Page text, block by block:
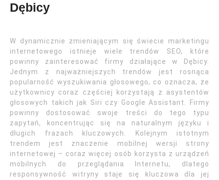
Dębicy
W dynamicznie zmieniającym się świecie marketingu
internetowego istnieje wiele trendów SEO, które
powinny zainteresować firmy działające w Dębicy.
Jednym z najważniejszych trendów jest rosnąca
popularność wyszukiwania głosowego, co oznacza, że
użytkownicy coraz częściej korzystają z asystentów
głosowych takich jak Siri czy Google Assistant. Firmy
powinny dostosować swoje treści do tego typu
zapytań, koncentrując się na naturalnym języku i
długich frazach kluczowych. Kolejnym istotnym
trendem jest znaczenie mobilnej wersji strony
internetowej – coraz więcej osób korzysta z urządzeń
mobilnych do przeglądania Internetu, dlatego
responsywność witryny staje się kluczowa dla jej